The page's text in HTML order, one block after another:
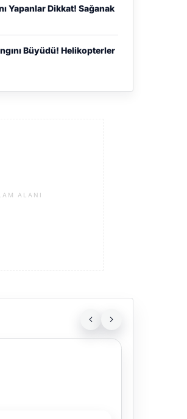
Yapanlar Dikkat! Sağanak
Büyüdü! Helikopterler
ALANI